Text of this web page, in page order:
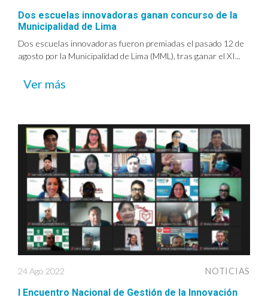
Dos escuelas innovadoras ganan concurso de la
Municipalidad de Lima
Dos escuelas innovadoras fueron premiadas el pasado 12 de
agosto por la Municipalidad de Lima (MML), tras ganar el XI...
Ver más
24 Ago 2022 NOTICIAS
I Encuentro Nacional de Gestión de la Innovación